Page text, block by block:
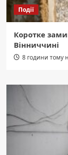
Події
Коротке
Вінниччині
8 години тому